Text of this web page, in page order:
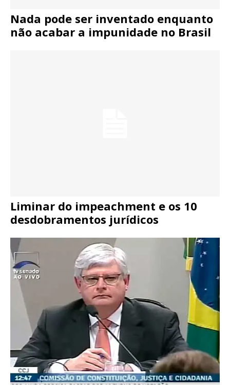
Nada pode ser inventado enquanto
não acabar a impunidade no Brasil
Liminar do impeachment e os 10
desdobramentos jurídicos